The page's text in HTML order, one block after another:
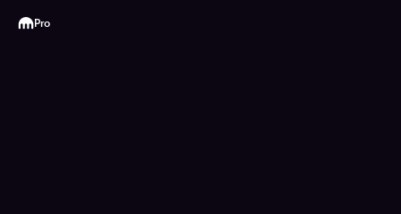
Kraken
Pro